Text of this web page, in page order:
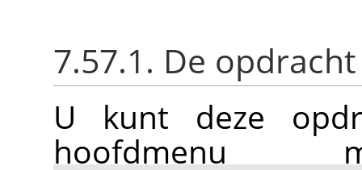
7.57.1. De
U kunt deze